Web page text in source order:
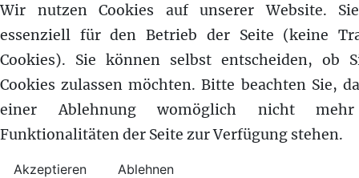
Wir nutzen Cookies auf unserer Website.
essenziell für den Betrieb der Seite (keine
Cookies). Sie können selbst entscheiden, ob
Cookies zulassen möchten. Bitte beachten Sie,
einer Ablehnung womöglich nicht
Funktionalitäten der Seite zur Verfügung stehen.
Akzeptieren Ablehnen